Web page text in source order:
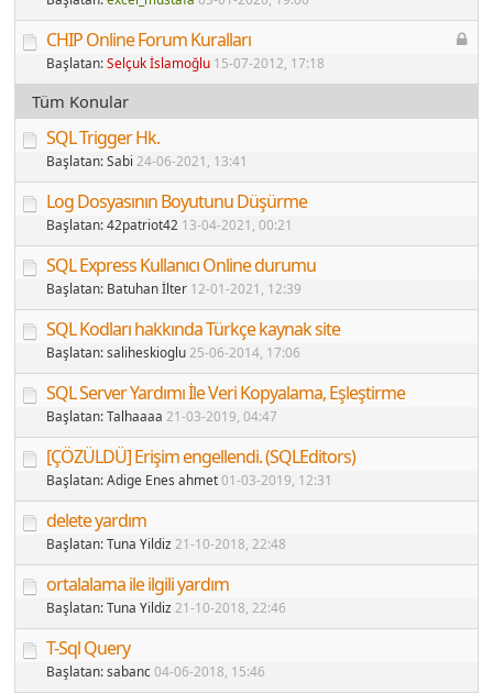
CHIP Online Forum Kuralları
Başlatan:Selçuk İslamoğlu 15-07-2012 , 17:18
Tüm Konular
SQL Trigger Hk.
Başlatan:Sabi 24-06-2021 , 13:41
Log Dosyasının Boyutunu Düşürme
Başlatan:42patriot42 13-04-2021 , 00:21
SQL Express Kullanıcı Online durumu
Başlatan: Batuhan İlter 12-01-2021 , 12:39
SQL Kodları hakkında Türkçe kaynak site
Başlatan:saliheskioglu 25-06-2014 , 17:06
SQL Server Yardımı İle Veri Kopyalama, Eşleştirme
Başlatan:Talhaaaa 21-03-2019 , 04:47
[ÇÖZÜLDÜ] Erişim engellendi. (SQLEditors)
Başlatan:Adige Enes ahmet 01-03-2019 , 12:31
delete yardım
Başlatan:Tuna Yildiz 21-10-2018 , 22:48
ortalalama ile ilgili yardım
Başlatan:Tuna Yildiz 21-10-2018 , 22:46
T-Sql Query
Başlatan:sabanc 04-06-2018 , 15:46